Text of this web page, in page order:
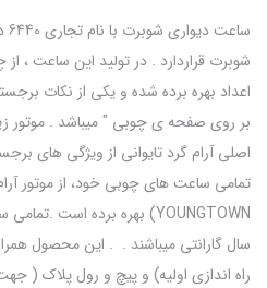
شوبرت قراردارد . در تولید این ساعت
اعداد بهره برده شده و یکی از نکات
بر روی صفحه ی چوبی " میباشد . موتور
اصلی آرام گرد تایوانی از ویژگی های
تمامی ساعت های چوبی خود، از موتور
سال گارانتی میباشند . . این محصول
راه اندازی اولیه) و پیچ و رول پلاک (